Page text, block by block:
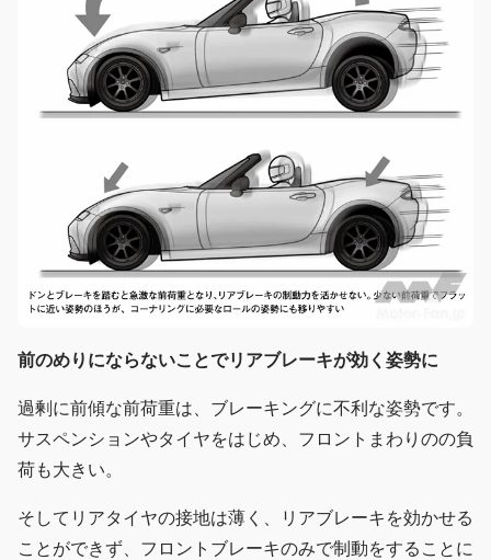
前のめりにならないことでリアブレーキが効く姿勢に
過剰に前傾な前荷重は、ブレーキングに不利な姿勢です。
サスペンションやタイヤをはじめ、フロントまわりのの負
荷も大きい。
そしてリアタイヤの接地は薄く、リアブレーキを効かせる
ことができず、フロントブレーキのみで制動をすることに